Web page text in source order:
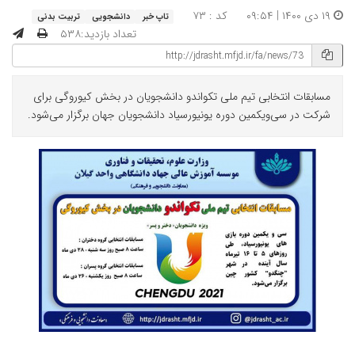
کد : ۷۳ تاپ خبر دانشجویی تربیت بدنی
تعداد بازدید:۵۳۸
مسابقات انتخابی تیم ملی تکواندو دانشجویان در بخش کیوروگی برای
شرکت در سی‌ویکمین دوره یونیورسیاد دانشجویان جهان برگزار می‌شود.